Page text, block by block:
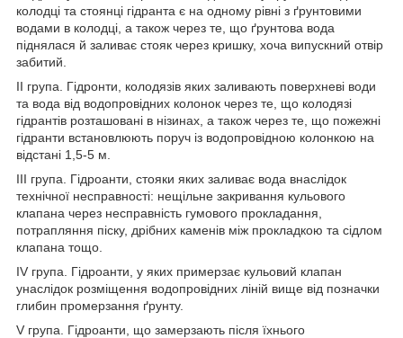
колодці та стоянці гідранта є на одному рівні з ґрунтовими
водами в колодці, а також через те, що ґрунтова вода
піднялася й заливає стояк через кришку, хоча випускний отвір
забитий.
II група. Гідронти, колодязів яких заливають поверхневі води
та вода від водопровідних колонок через те, що колодязі
гідрантів розташовані в нізинах, а також через те, що пожежні
гідранти встановлюють поруч із водопровідною колонкою на
відстані 1,5-5 м.
III група. Гідроанти, стояки яких заливає вода внаслідок
технічної несправності: нещільне закривання кульового
клапана через несправність гумового прокладання,
потрапляння піску, дрібних каменів між прокладкою та сідлом
клапана тощо.
IV група. Гідроанти, у яких примерзає кульовий клапан
унаслідок розміщення водопровідних ліній вище від позначки
глибин промерзання ґрунту.
V група. Гідроанти, що замерзають після їхнього